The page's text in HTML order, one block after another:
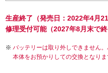
生産終了（発売日：2022年4月21
修理受付可能（2027年8月末で終
バッテリーは取り外しできません
本体をお預かりしての交換となりま